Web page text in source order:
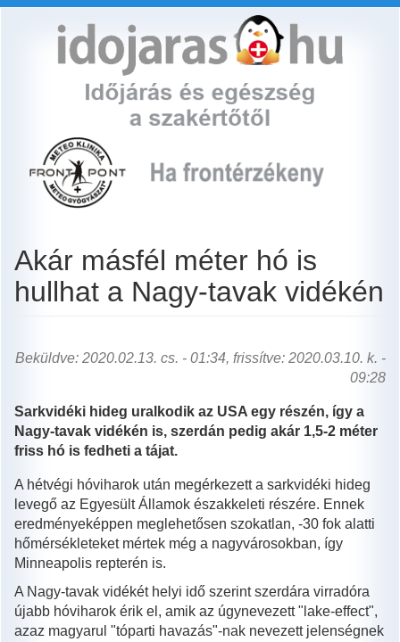
Akár másfél méter hó is
hullhat a Nagy-tavak vidékén
Beküldve: 2020.02.13. cs. - 01:34, frissítve: 2020.03.10. k. -
09:28
Sarkvidéki hideg uralkodik az USA egy részén, így a
Nagy-tavak vidékén is, szerdán pedig akár 1,5-2 méter
friss hó is fedheti a tájat.
A hétvégi hóviharok után megérkezett a sarkvidéki hideg
levegő az Egyesült Államok északkeleti részére. Ennek
eredményeképpen meglehetősen szokatlan, -30 fok alatti
hőmérsékleteket mértek még a nagyvárosokban, így
Minneapolis repterén is.
A Nagy-tavak vidékét helyi idő szerint szerdára virradóra
újabb hóviharok érik el, amik az úgynevezett "lake-effect",
azaz magyarul "tóparti havazás"-nak nevezett jelenségnek